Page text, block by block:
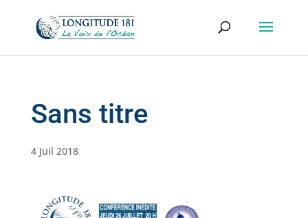
Sans titre
4 Juil 2018